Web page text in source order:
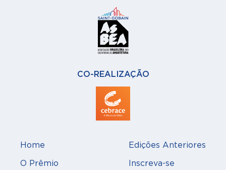
CO-REALIZAÇÃO
Home
O Prêmio
Edições Anteriores
Inscreva-se